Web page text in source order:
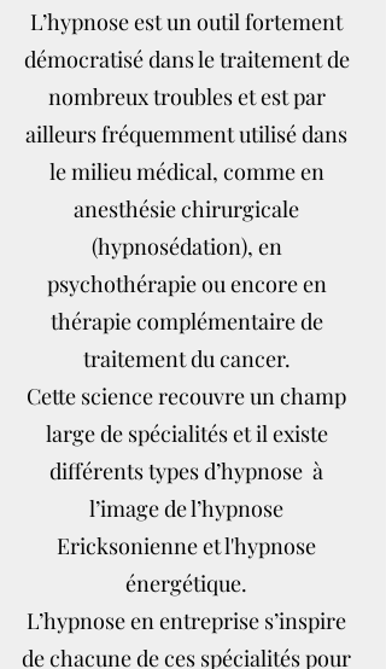
L’hypnose est un outil fortement
démocratisé dans le traitement de
nombreux troubles et est par
ailleurs fréquemment utilisé dans
le milieu médical, comme en
anesthésie chirurgicale
(hypnosédation), en
psychothérapie ou encore en
thérapie complémentaire de
traitement du cancer.
Cette science recouvre un champ
large de spécialités et il existe
différents types d’hypnose à
l’image de l’hypnose
Ericksonienne et l'hypnose
énergétique.
L’hypnose en entreprise s’inspire
de chacune de ces spécialités pour